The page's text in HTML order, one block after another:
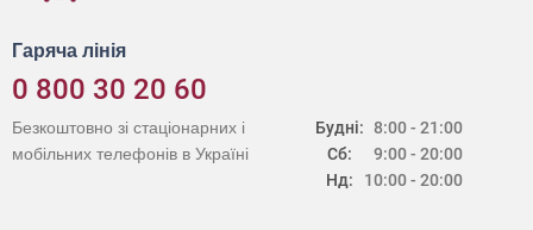
Гаряча лінія
0 800 30 20 60
Будні:
Сб:
Нд:
8:00 - 21:00
9:00 - 20:00
10:00 - 20:00
Безкоштовно зі стаціонарних і
мобільних телефонів в Україні